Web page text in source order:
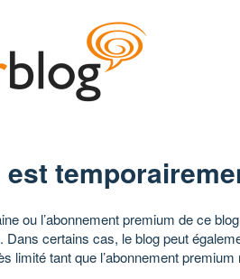
est
ou l’abonnement premium de ce
Dans certains cas, le blog peut
limité tant que l’abonnement premium